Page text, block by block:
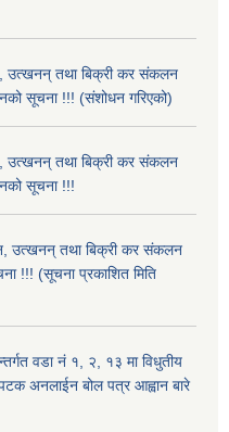
उत्खनन् तथा बिक्री कर संकलन
सूचना !!! (संशोधन गरिएको)
उत्खनन् तथा बिक्री कर संकलन
सूचना !!!
उत्खनन् तथा बिक्री कर संकलन
!!! (सूचना प्रकाशित मिति
वडा नं १, २, १३ मा विधुतीय
अनलाईन बोल पत्र आह्वान बारे